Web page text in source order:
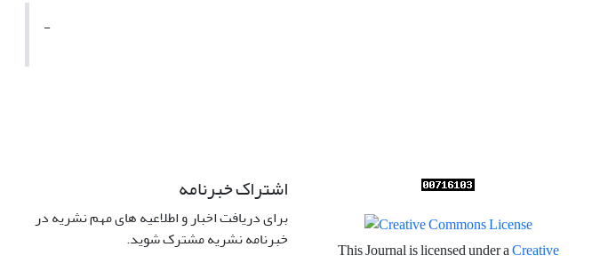
-
This Journal is licensed under aCreative
اشتراک خبرنامه
برای دریافت اخبار و اطلاعیه های مهم نشریه در
خبرنامه نشریه مشترک شوید.